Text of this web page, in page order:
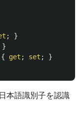
;
}
}
{ get ; set ;
}
本語識別子を認識